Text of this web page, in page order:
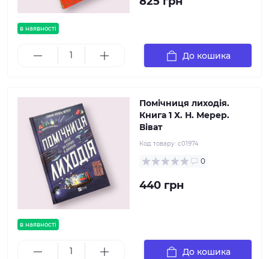
в наявності
До кошика
в наявності
Помічниця лиходія.
Книга 1 Х. Н. Мерер.
Віват
Код товару: c01974
0
440 грн
До кошика